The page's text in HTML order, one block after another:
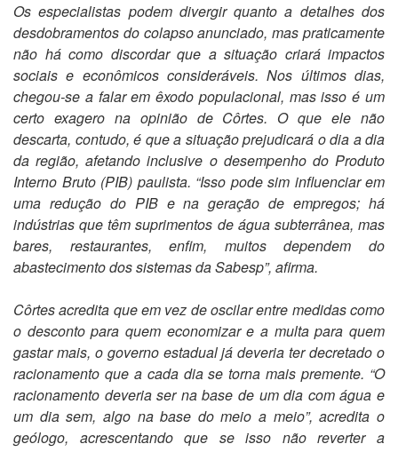
Os especialistas podem divergir quanto a detalhes dos
desdobramentos do colapso anunciado, mas praticamente
não há como discordar que a situação criará impactos
sociais e econômicos consideráveis. Nos últimos dias,
chegou-se a falar em êxodo populacional, mas isso é um
certo exagero na opinião de Côrtes. O que ele não
descarta, contudo, é que a situação prejudicará o dia a dia
da região, afetando inclusive o desempenho do Produto
Interno Bruto (PIB) paulista. “Isso pode sim influenciar em
uma redução do PIB e na geração de empregos; há
indústrias que têm suprimentos de água subterrânea, mas
bares, restaurantes, enfim, muitos dependem do
abastecimento dos sistemas da Sabesp”, afirma.
Côrtes acredita que em vez de oscilar entre medidas como
o desconto para quem economizar e a multa para quem
gastar mais, o governo estadual já deveria ter decretado o
racionamento que a cada dia se torna mais premente. “O
racionamento deveria ser na base de um dia com água e
um dia sem, algo na base do meio a meio”, acredita o
geólogo, acrescentando que se isso não reverter a